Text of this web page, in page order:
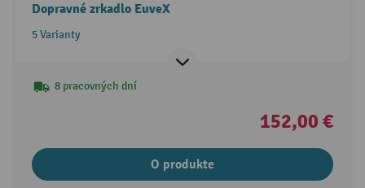
Dopravné zrkadlo EuveX
5 Varianty
8 pracovných dní
152,00 €
O produkte